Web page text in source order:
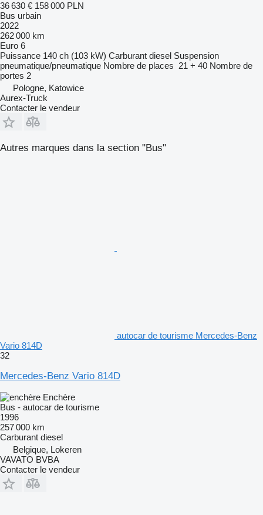
36 630 € 158 000 PLN
Bus urbain
2022
262 000 km
Euro 6
Puissance 140 ch (103 kW) Carburant diesel Suspension
pneumatique/pneumatique Nombre de places 21 + 40 Nombre de
portes 2
Pologne, Katowice
Aurex-Truck
Contacter le vendeur
Autres marques dans la section "Bus"
autocar de tourisme Mercedes-Benz
Vario 814D
32
Mercedes-Benz Vario 814D
Enchère
Bus - autocar de tourisme
1996
257 000 km
Carburant diesel
Belgique, Lokeren
VAVATO BVBA
Contacter le vendeur